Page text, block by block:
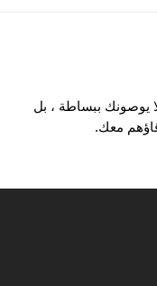
يوصونك ببساطة ، بل
معك.